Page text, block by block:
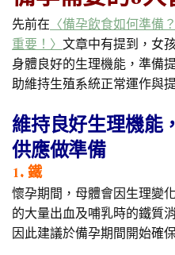
先前在 〈備孕飲食如何準備
重要！〉 文章中有提到，女
身體良好的生理機能，準備
助維持生殖系統正常運作與
維持良好生理機能
供應做準備
1. 鐵
懷孕期間，母體會因生理變
的大量出血及哺乳時的鐵質
因此建議於備孕期間開始確